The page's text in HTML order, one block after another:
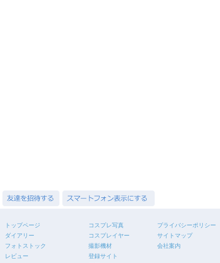
トップページ
ダイアリー
フォトストック
レビュー
コスプレ写真
コスプレイヤー
撮影機材
登録サイト
プライバシーポリシー
サイトマップ
会社案内